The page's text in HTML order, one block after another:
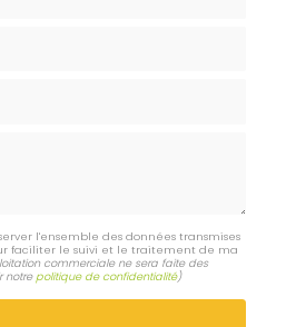
l'ensemble des données transmises
faciliter le suivi et le traitement de ma
commerciale ne sera faite des
notrepolitique de confidentialité)